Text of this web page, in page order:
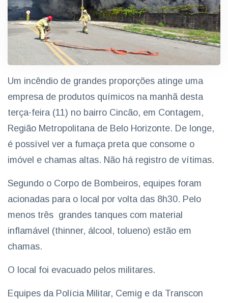
Um incêndio de grandes proporções atinge uma
empresa de produtos químicos na manhã desta
terça-feira (11) no bairro Cincão, em Contagem,
Região Metropolitana de Belo Horizonte. De longe,
é possível ver a fumaça preta que consome o
imóvel e chamas altas. Não há registro de vítimas.
Segundo o Corpo de Bombeiros, equipes foram
acionadas para o local por volta das 8h30. Pelo
menos três grandes tanques com material
inflamável (thinner, álcool, tolueno) estão em
chamas.
O local foi evacuado pelos militares.
Equipes da Polícia Militar, Cemig e da Transcon